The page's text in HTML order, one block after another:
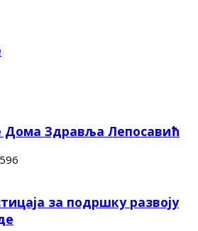
Здравља Лепосавић
за подршку развоју